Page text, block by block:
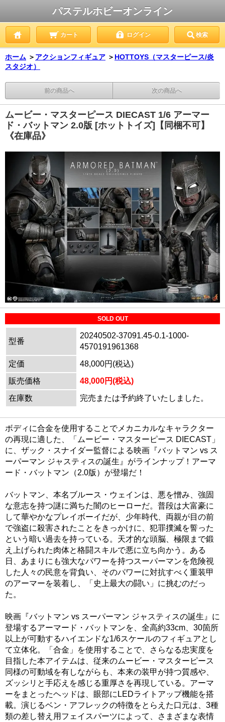
パステルホビーオンライン
カート ログイン 検索
ホーム ＞ アクションフィギュア ＞ HOTTOYS（マスターピース/炎
スタジオ）
前の商品へ 次の商品へ
ムービー・マスターピース DIECAST 1/6 アーマー
ド・バットマン 2.0版 [ホットトイズ]【同梱不可】
《在庫品》
SOLD OUT
型番
20240502-37091.45-0.1-1000-
4570191961368
定価
48,000円(税込)
販売価格
48,000円(税込)
在庫数
完売または予約終了いたしました。
ボディに合金を使用することでメカニカルなキャラクター
の再現に適した、「ムービー・マスターピース DIECAST」
に、ザック・スナイダー監督による映画『バットマン vs ス
ーパーマン ジャスティスの誕生』がラインナップ！アーマ
ード・バットマン（2.0版）が登場だ！
バットマン、本名ブルース・ウェインは、悪を憎み、強固
な意志を持つ謎に満ちた闇のヒーローだ。普段は大富豪に
して華やかなプレイボーイだが、少年時代、両親が目の前
で強盗に殺害されたことをきっかけに、犯罪撲滅を誓った
という暗い過去を持っている。天才的な頭脳、極限まで鍛
え上げられた肉体と格闘スキルで悪に立ち向かう。ある
日、あまりにも強大なパワーを持つスーパーマンを危険視
した人々の民意を背負い、そのパワーに対抗すべく重装甲
のアーマーを装着し、「史上最大の闘い」に挑むのだっ
た。
映画『バットマン vs スーパーマン ジャスティスの誕生』に
登場するアーマード・バットマンを、全高約33cm、30箇所
以上が可動するハイエンドな1/6スケールのフィギュアとし
て立体化。「合金」を使用することで、さらなる忠実度を
目指した本アイテムは、従来のムービー・マスターピース
同様の可動域を有しながらも、本来の装甲が持つ質感や、
ズッシリと手応えを感じる重厚さを再現している。アーマ
ーをまとったヘッドは、眼部にLEDライトアップ機能を搭
載。演じるベン・アフレックの特徴をとらえた口元は、3種
類の差し替え用フェイスパーツによって、さまざまな表情